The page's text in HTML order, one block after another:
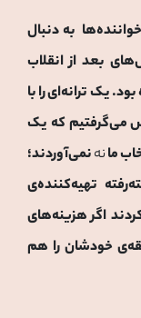
به دنبال
بعد از انقلاب
یک ترانه‌ای را با
می‌گرفتیم که یک
مانهنمی‌آوردند؛
تهیه‌کننده‌ی
اگر هزینه‌های
خودشان را هم